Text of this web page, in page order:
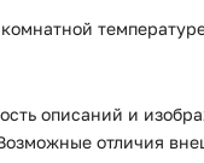
описаний и
отличия